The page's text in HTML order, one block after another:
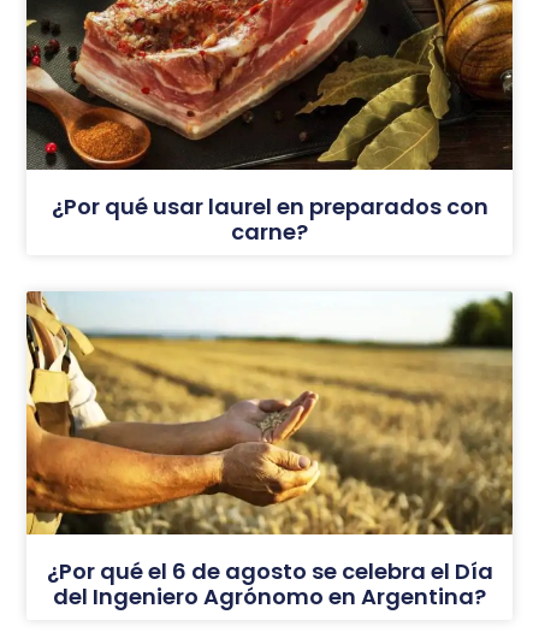
¿Por qué usar laurel en preparados con
carne?
¿Por qué el 6 de agosto se celebra el Día
del Ingeniero Agrónomo en Argentina?